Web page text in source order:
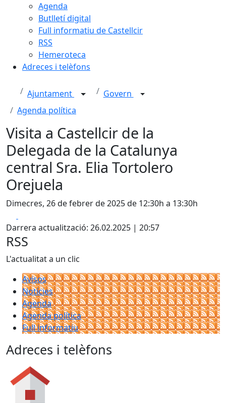
Agenda
Butlletí digital
Full informatiu de Castellcir
RSS
Hemeroteca
Adreces i telèfons
Ajuntament
Govern
Agenda política
Visita a Castellcir de la
Delegada de la Catalunya
central Sra. Elia Tortolero
Orejuela
Dimecres, 26 de febrer de 2025 de 12:30h a 13:30h
Darrera actualització: 26.02.2025 | 20:57
RSS
L'actualitat a un clic
Avisos
Notícies
Agenda
Agenda política
Full informatiu
Adreces i telèfons